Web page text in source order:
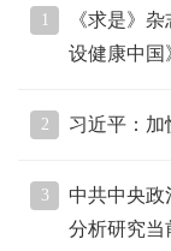
1
《求是》
设健康中国
2 习近平：加
3
中共中央政
分析研究当